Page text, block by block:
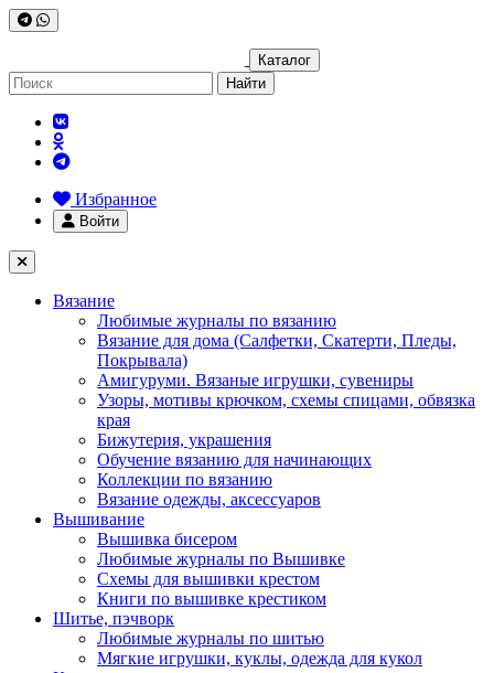
Каталог
Найти
Избранное
Войти
Вязание
Любимые журналы по вязанию
Вязание для дома (Салфетки, Скатерти, Пледы,
Покрывала)
Амигуруми. Вязаные игрушки, сувениры
Узоры, мотивы крючком, схемы спицами, обвязка
края
Бижутерия, украшения
Обучение вязанию для начинающих
Коллекции по вязанию
Вязание одежды, аксессуаров
Вышивание
Вышивка бисером
Любимые журналы по Вышивке
Схемы для вышивки крестом
Книги по вышивке крестиком
Шитье, пэчворк
Любимые журналы по шитью
Мягкие игрушки, куклы, одежда для кукол